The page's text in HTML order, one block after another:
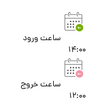
ساعت ورود
14:00
ساعت خروج
12:00